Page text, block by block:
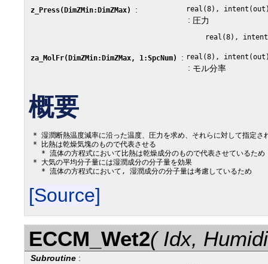
z_Press(DimZMin:DimZMax) : real(8),
: 圧力
za_MolFr(DimZMin:DimZMax, 1:SpcNum) : real(8),
: モル分率
概要
* 湿潤断熱温度減率に沿った温度、圧力を求め、それらに対して指定さ
* 比熱は乾燥気塊のもので代表させる
   * 流体の方程式において比熱は乾燥成分のもので代表させているため
* 大気の平均分子量には湿潤成分の分子量を効果
[Source]
ECCM_Wet2( Idx,
Subroutine :